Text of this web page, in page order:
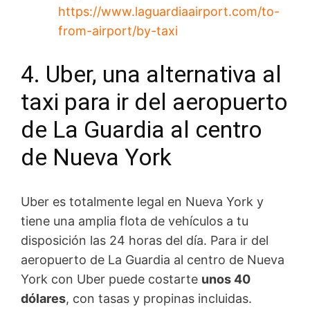
https://www.laguardiaairport.com/to-
from-airport/by-taxi
4. Uber, una alternativa al
taxi para ir del aeropuerto
de La Guardia al centro
de Nueva York
Uber es totalmente legal en Nueva York y
tiene una amplia flota de vehículos a tu
disposición las 24 horas del día. Para ir del
aeropuerto de La Guardia al centro de Nueva
York con Uber puede costarte unos 40
dólares, con tasas y propinas incluidas.